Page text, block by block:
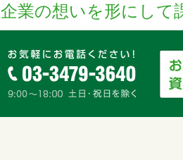
企業の想いを形にして